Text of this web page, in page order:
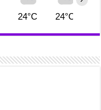
24°C 24°C